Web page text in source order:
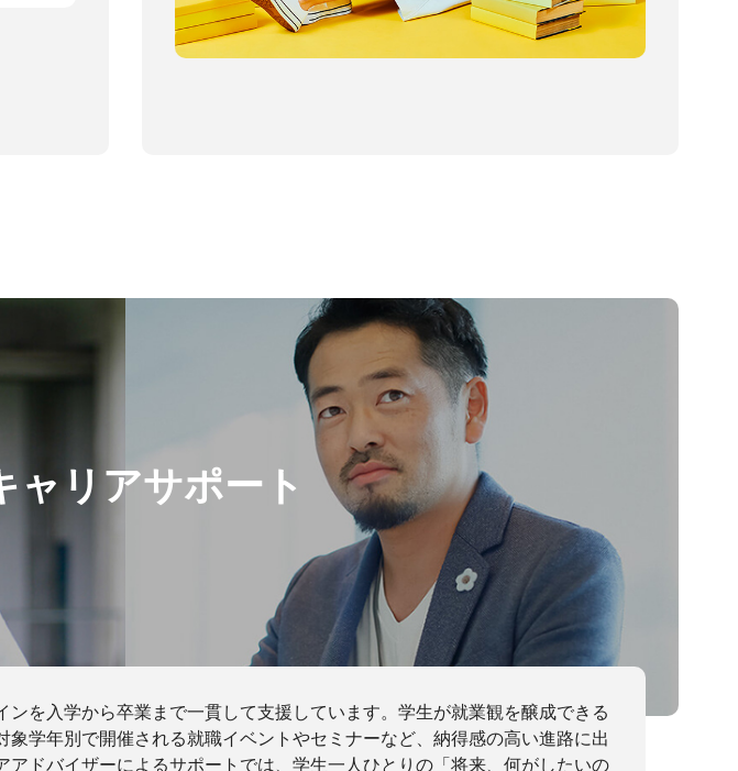
ャリアサポート
を入学から卒業まで一貫して支援しています。学生が就業観を醸成できる
学年別で開催される就職イベントやセミナーなど、納得感の高い進路に出
ドバイザーによるサポートでは、学生一人ひとりの「将来、何がしたいの